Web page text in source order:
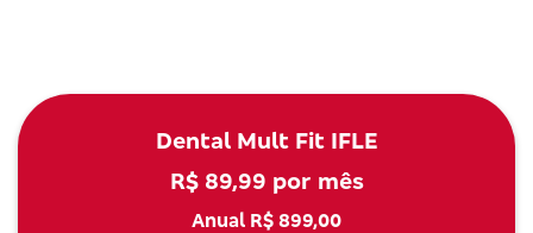
Dental Mult Fit IFLE
R$ 89,99 por mês
Anual R$ 899,00